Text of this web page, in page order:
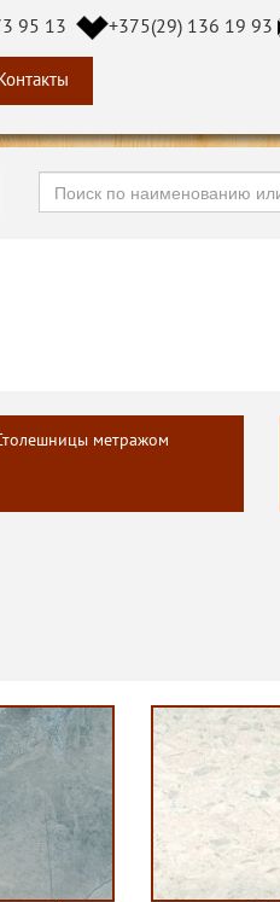
95 13 +375(29) 136 19 93
метражом